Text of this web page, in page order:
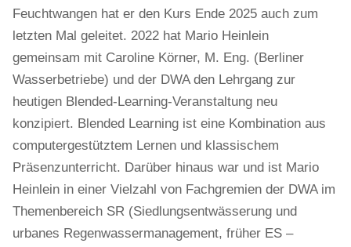
Feuchtwangen hat er den Kurs Ende 2025 auch zum
letzten Mal geleitet. 2022 hat Mario Heinlein
gemeinsam mit Caroline Körner, M. Eng. (Berliner
Wasserbetriebe) und der DWA den Lehrgang zur
heutigen Blended-Learning-Veranstaltung neu
konzipiert. Blended Learning ist eine Kombination aus
computergestütztem Lernen und klassischem
Präsenzunterricht. Darüber hinaus war und ist Mario
Heinlein in einer Vielzahl von Fachgremien der DWA im
Themenbereich SR (Siedlungsentwässerung und
urbanes Regenwassermanagement, früher ES –